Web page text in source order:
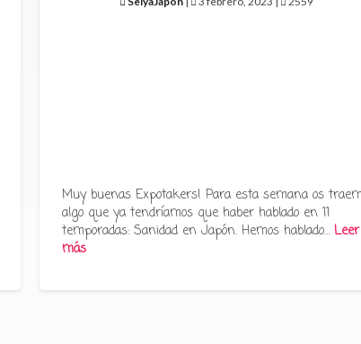
Muy buenas Expotakers! Para esta semana os
algo que ya tendríamos que haber hablado en 11
temporadas: Sanidad en Japón. Hemos hablado…Leer
más